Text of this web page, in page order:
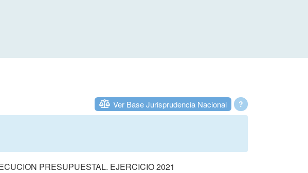
?
Ver Base Jurisprudencia Nacional
PRESUPUESTAL. EJERCICIO 2021